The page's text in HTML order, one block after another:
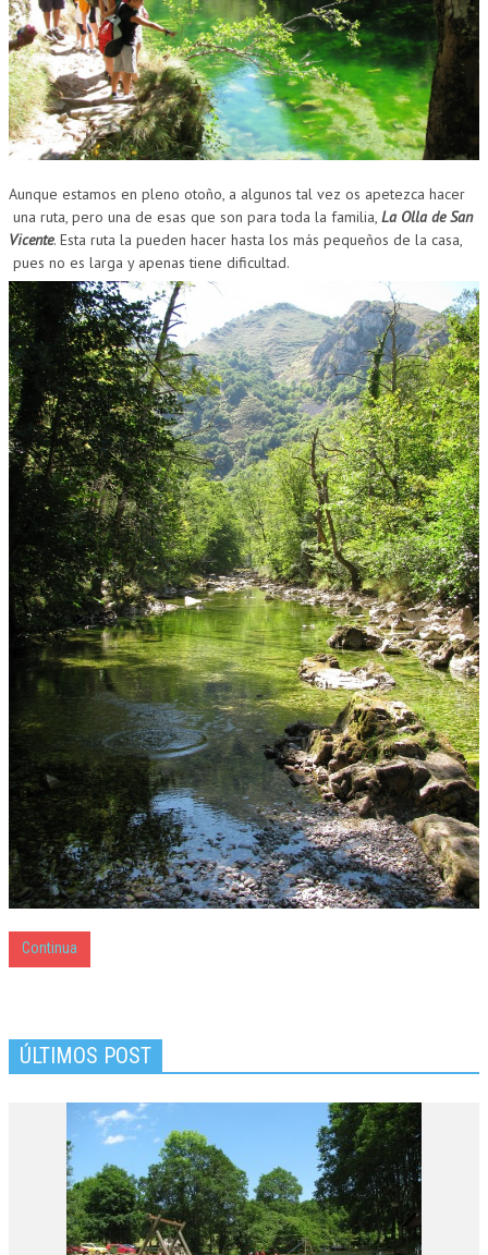
CONTACT
Aunque estamos en pleno otoño, a algunos tal vez os apetezca hacer
una ruta, pero una de esas que son para toda la familia, La Olla de San
Vicente. Esta ruta la pueden hacer hasta los más pequeños de la casa,
pues no es larga y apenas tiene dificultad.
Continua
ÚLTIMOS POST